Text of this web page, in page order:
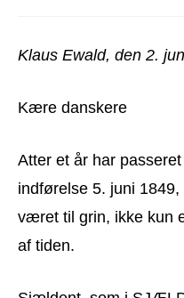
Klaus Ewald, den 2.
Kære danskere
Atter et år har
indførelse 5. juni
været til grin, ikke kun
af tiden.